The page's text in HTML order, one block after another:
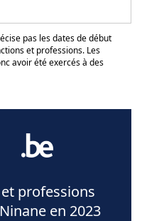
pas les dates de début
et professions. Les
avoir été exercés à des
professions
en 2023